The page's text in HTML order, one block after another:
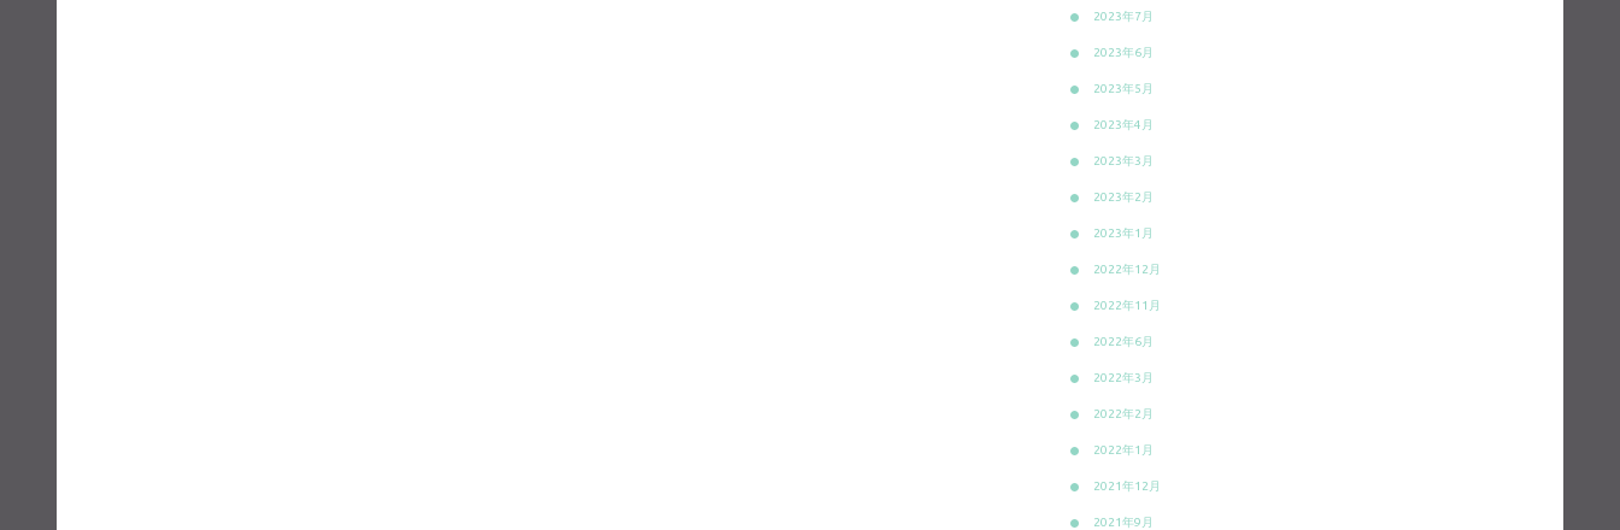
2023年7月
2023年6月
2023年5月
2023年4月
2023年3月
2023年2月
2023年1月
2022年12月
2022年11月
2022年6月
2022年3月
2022年2月
2022年1月
2021年12月
2021年9月